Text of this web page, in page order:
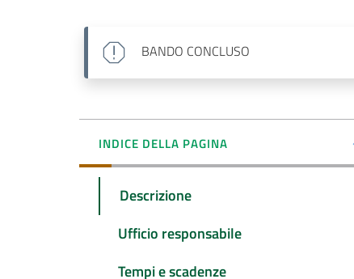
BANDO CONCLUSO
INDICE DELLA PAGINA
Descrizione
Ufficio responsabile
Tempi e scadenze